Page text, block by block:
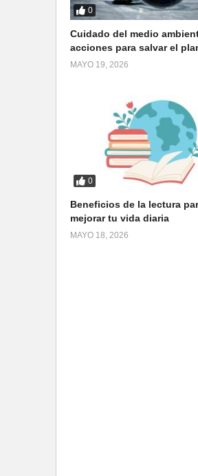
0
Cuidado del medio
acciones para salvar el
MAYO 19, 2026
0
Beneficios de la lectura
mejorar tu vida diaria
MAYO 18, 2026